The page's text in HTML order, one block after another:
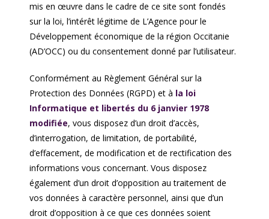
mis en œuvre dans le cadre de ce site sont fondés
sur la loi, l’intérêt légitime de L’Agence pour le
Développement économique de la région Occitanie
(AD’OCC) ou du consentement donné par l’utilisateur.
Conformément au Règlement Général sur la
Protection des Données (RGPD) et à la loi
Informatique et libertés du 6 janvier 1978
modifiée, vous disposez d’un droit d’accès,
d’interrogation, de limitation, de portabilité,
d’effacement, de modification et de rectification des
informations vous concernant. Vous disposez
également d’un droit d’opposition au traitement de
vos données à caractère personnel, ainsi que d’un
droit d’opposition à ce que ces données soient